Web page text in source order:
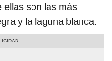
ellas son las más
y la laguna blanca.